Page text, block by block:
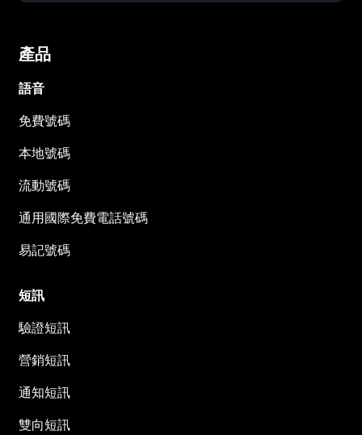
產品
語音
免費號碼
本地號碼
流動號碼
通用國際免費電話號碼
易記號碼
短訊
驗證短訊
營銷短訊
通知短訊
雙向短訊